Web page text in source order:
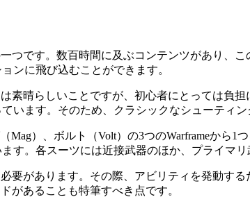
つです。数百時間に及ぶコンテンツがあり、
ンに飛び込むことができます。
素晴らしいことですが、初心者にとっては負
ます。そのため、クラシックなシューティ
）、ボルト（Volt）の3つのWarframeから1
す。各スーツには近接武器のほか、プライマリ
要があります。その際、アビリティを発動す
があることも特筆すべき点です。